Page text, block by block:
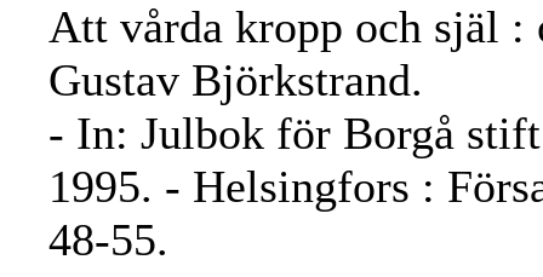
Att vårda kropp och själ
Gustav Björkstrand.
- In: Julbok för Borgå
1995. - Helsingfors :
48-55.